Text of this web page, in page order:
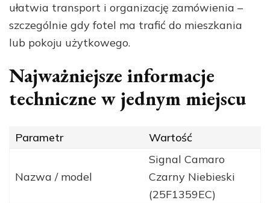
ułatwia transport i organizację zamówienia –
szczególnie gdy fotel ma trafić do mieszkania
lub pokoju użytkowego.
Najważniejsze informacje
techniczne w jednym miejscu
Parametr Wartość
Nazwa / model
Signal Camaro
Czarny Niebieski
(25F1359EC)